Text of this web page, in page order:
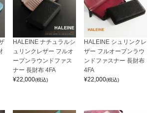
HALEINE ナチュラルシ
ュリンクレザー フルオ
ープンラウンドファス
ナー 長財布 4FA
¥22,000(税込)
HALEINE シュリンクレ
ザー フルオープンラウ
ンドファスナー 長財布
4FA
¥22,000(税込)